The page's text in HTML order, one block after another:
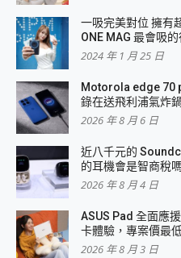
一吸完美對位 擁有
ONE MAG 最會吸
2024 年 1 月 25 日
Motorola edge 70
錄在送飛利浦氣炸
2026 年 8 月 6 日
近八千元的
的耳機會是智商稅
2026 年 8 月 4 日
ASUS Pad 全面應
卡體驗，專案價最
2026 年 8 月 3 日